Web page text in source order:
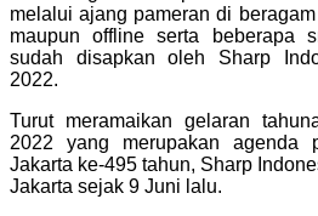
melalui ajang pameran di
maupun offline serta beberapa
sudah disapkan oleh Sharp
2022.
Turut meramaikan gelaran
2022 yang merupakan agenda
Jakarta ke-495 tahun, Sharp
Jakarta sejak 9 Juni lalu.